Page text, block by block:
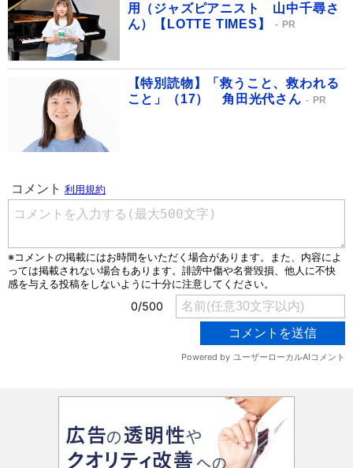
用（ジャズピアニスト 山中千尋さ
ん）【LOTTE TIMES】
PR
【特別読物】「救うこと、救われる
こと」（17） 角田光代さん
PR